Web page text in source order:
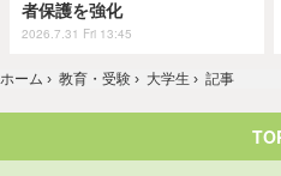
者保護を強化
2026.7.31 Fri 13:45
ホーム › 教育・受験 › 大学生 › 記事